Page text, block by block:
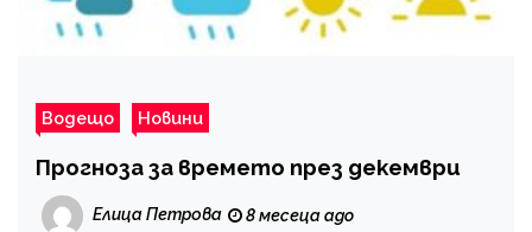
Водещо Новини
Прогноза за времето през декември
Елица Петрова 8 месеца ago